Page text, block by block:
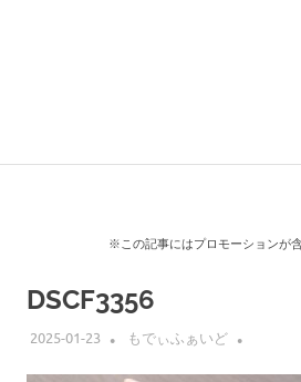
※この記事にはプロモーションが含
DSCF3356
2025-01-23 もでぃふぁいど